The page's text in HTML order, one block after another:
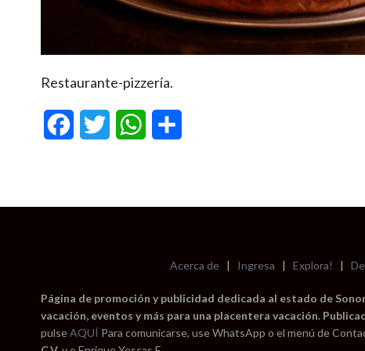
Restaurante-pizzería.
FacebookTwitter WhatsApp
Acerca de | Ingresa | Explora! |
Página de promoción y publicidad dedicada al estado de
vacación, eventos y más para una placentera vacación.
pulseAQUÍ Para comunicarse, use WhatsApp o el menú de